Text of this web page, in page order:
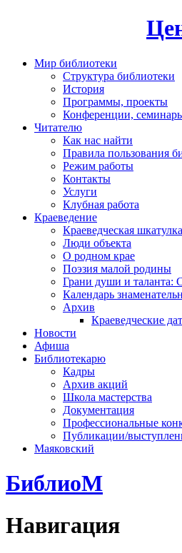
Мир библиотеки
Структура библиотеки
История
Программы, проекты
Конференции,
Читателю
Как нас найти
Правила пользования
Режим работы
Контакты
Услуги
Клубная работа
Краеведение
Краеведческая шкатулка
Люди объекта
О родном крае
Поэзия малой родины
Грани души и таланта:
Календарь
Архив
Краеведческие
Новости
Афиша
Библиотекарю
Кадры
Архив акций
Школа мастерства
Документация
Профессиональные
Публикации/
Маяковский
БиблиоМ
Навигация